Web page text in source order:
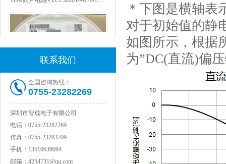
村田电感LQW15AN47NG80D
联系我们
全国咨询热线：
0755-23282269
深圳市智成电子有限公司
电话： 0755-23282269
传真： 0755-23283709
手机： 13510639094
邮箱： 4254731@qq.com
＊下图是横轴表
对于初始值的静
如图所示，根据
为”DC(直流)偏